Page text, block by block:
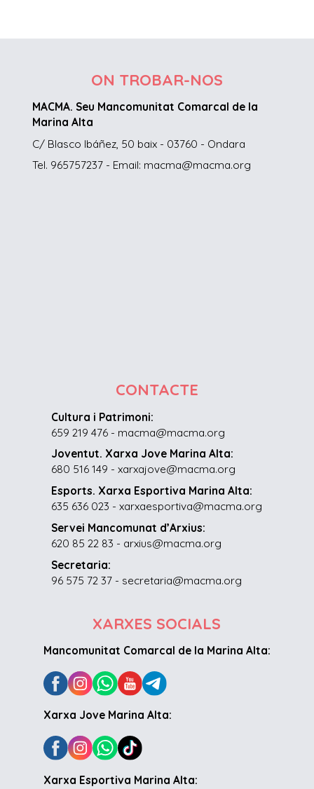
ON TROBAR-NOS
MACMA. Seu Mancomunitat Comarcal de la
Marina Alta
C/ Blasco Ibáñez, 50 baix - 03760 - Ondara
Tel. 965757237 - Email: macma@macma.org
CONTACTE
Cultura i Patrimoni:
659 219 476 - macma@macma.org
Joventut. Xarxa Jove Marina Alta:
680 516 149 - xarxajove@macma.org
Esports. Xarxa Esportiva Marina Alta:
635 636 023 - xarxaesportiva@macma.org
Servei Mancomunat d’Arxius:
620 85 22 83 - arxius@macma.org
Secretaria:
96 575 72 37 - secretaria@macma.org
XARXES SOCIALS
Mancomunitat Comarcal de la Marina Alta:
Xarxa Jove Marina Alta:
Xarxa Esportiva Marina Alta: